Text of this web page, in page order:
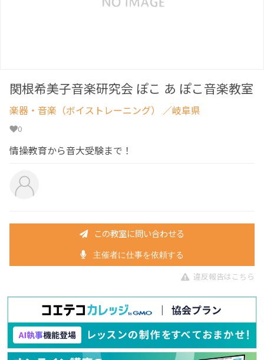
関根希美子音楽研究会 ぽこ あ ぽこ音楽教室
楽器・音楽（ボイストレーニング） ／岐阜県
0
情操教育から音大受験まで！
この教室に問い合わせる
主催者に仕事を依頼する
違反報告はこちら